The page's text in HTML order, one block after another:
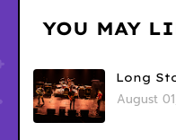
YOU MAY
Long
August